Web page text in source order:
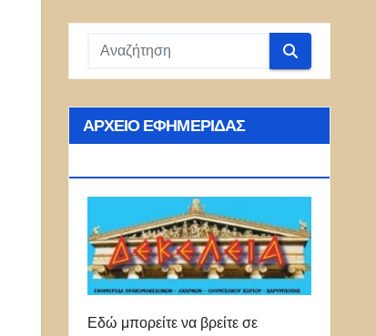
ΑΡΧΕΊΟ ΕΦΗΜΕΡΊΔΑΣ
Εδώ μπορείτε να βρείτε σε